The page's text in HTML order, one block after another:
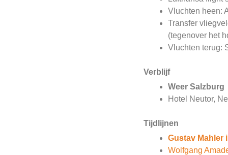
Vluchten heen:
Transfer
(tegenover het
Vluchten terug:
Verblijf
Weer Salzburg
Hotel Neutor,
Tijdlijnen
Gustav Mahler
Wolfgang